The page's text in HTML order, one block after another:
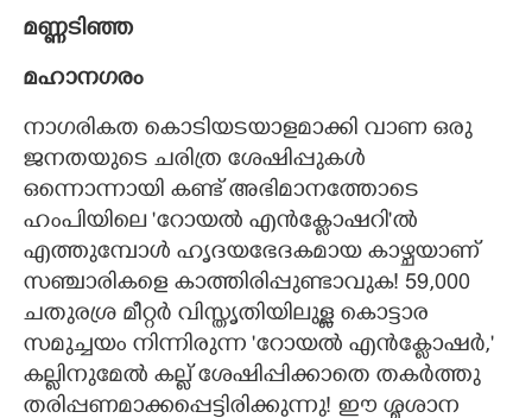
മണ്ണടിഞ്ഞ
മഹാനഗരം
നാഗരികത കൊടിയടയാളമാക്കി വാണ ഒരു
ജനതയുടെ ചരിത്ര ശേഷിപ്പുകൾ
ഒന്നൊന്നായി കണ്ട് അഭിമാനത്തോടെ
ഹംപിയിലെ 'റോയൽ എൻക്ലോഷറി"ൽ
എത്തുമ്പോൾ ഹൃദയഭേദകമായ കാഴ്ചയാണ്
സഞ്ചാരികളെ കാത്തിരിപ്പുണ്ടാവുക! 59,​000
ചതുരശ്ര മീറ്റർ വിസ്തൃതിയിലുള്ള കൊട്ടാര
സമുച്ചയം നിന്നിരുന്ന 'റോയൽ എൻക്ലോഷർ,​"
കല്ലിനുമേൽ കല്ല് ശേഷിപ്പിക്കാതെ തകർത്തു
തരിപ്പണമാക്കപ്പെട്ടിരിക്കുന്നു! ഈ ശ്മശാന